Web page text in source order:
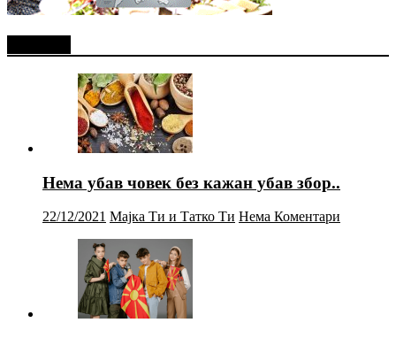
Нема убав човек без кажан убав збор..
22/12/2021 Мајка Ти и Татко Ти Нема Коментари